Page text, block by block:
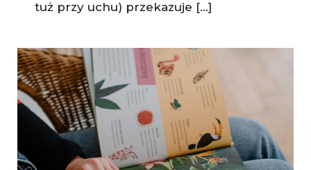
tuż przy uchu) przekazuje […]